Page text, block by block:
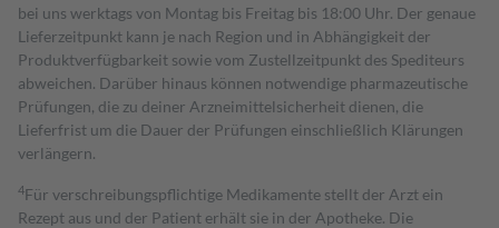
bei uns werktags von Montag bis Freitag bis 18:00 Uhr. Der genaue
Lieferzeitpunkt kann je nach Region und in Abhängigkeit der
Produktverfügbarkeit sowie vom Zustellzeitpunkt des Spediteurs
abweichen. Darüber hinaus können notwendige pharmazeutische
Prüfungen, die zu deiner Arzneimittelsicherheit dienen, die
Lieferfrist um die Dauer der Prüfungen einschließlich Klärungen
verlängern.
4Für verschreibungspflichtige Medikamente stellt der Arzt ein
Rezept aus und der Patient erhält sie in der Apotheke. Die